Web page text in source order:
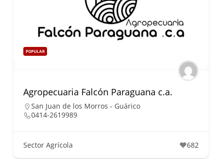
POPULAR
Agropecuaria Falcón Paraguana c.a.
San Juan de los Morros - Guárico
0414-2619989
Sector Agrícola 682